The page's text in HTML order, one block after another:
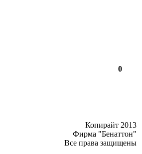
0
Копирайт 2013
Фирма "Бенаттон"
Все права защищены